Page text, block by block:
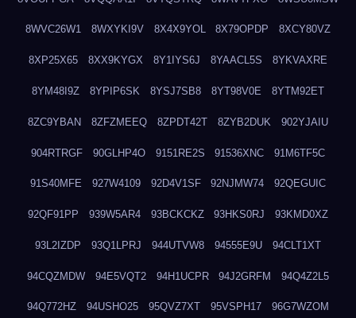
8WVC26W1 8WXYKI9V 8X4X9YOL 8X79OPDP 8XCY80VZ
8XP25X65 8XX9KYGX 8Y1IYS6J 8YAACL5S 8YKVAXRE
8YM48I9Z 8YPIP6SK 8YSJ7SB8 8YT98V0E 8YTM92ET
8ZC9YBAN 8ZFZMEEQ 8ZPDT42T 8ZYB2DUK 902YJAIU
904RTRGF 90GLHP4O 9151RE2S 91536XNC 91M6TF5C
91S40MFE 927W4109 92D4V1SF 92NJMW74 92QEGUIC
92QF91PP 939W5AR4 93BCKCKZ 93HKS0RJ 93KMD0XZ
93L2IZDP 93Q1LPRJ 944UTVW8 94555E9U 94CLT1XT
94CQZMDW 94E5VQT2 94H1UCPR 94J2GRFM 94Q4Z2L5
94Q772HZ 94USHO25 95QVZ7XT 95VSPH17 96G7WZOM